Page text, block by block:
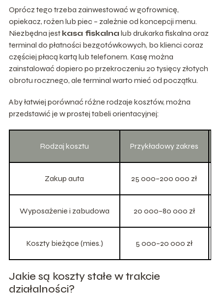
Oprócz tego trzeba zainwestować w gofrownicę,
opiekacz, rożen lub piec – zależnie od koncepcji menu.
Niezbędna jest kasa fiskalna lub drukarka fiskalna oraz
terminal do płatności bezgotówkowych, bo klienci coraz
częściej płacą kartą lub telefonem. Kasę można
zainstalować dopiero po przekroczeniu 20 tysięcy złotych
obrotu rocznego, ale terminal warto mieć od początku.
Aby łatwiej porównać różne rodzaje kosztów, można
przedstawić je w prostej tabeli orientacyjnej:
Rodzaj kosztu Przykładowy zakres
Zakup auta 25 000–200 000 zł
Wyposażenie i zabudowa 20 000–80 000 zł
Koszty bieżące (mies.) 5 000–20 000 zł
Jakie są koszty stałe w trakcie
działalności?